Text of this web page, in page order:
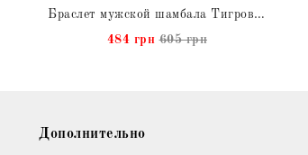
Браслет мужской шамбала Тигровый Глаз натуральный
484 грн 605 грн
Дополнительно